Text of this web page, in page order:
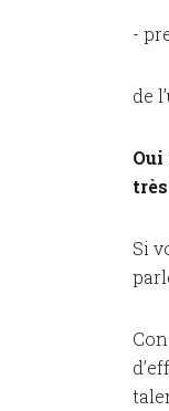
-
de
Oui
Si